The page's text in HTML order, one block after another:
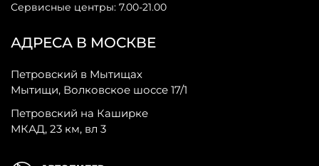
АДРЕСА В МОСКВЕ
Петровский в Мытищах
Мытищи, Волковское шоссе 17/1
Петровский на Каширке
МКАД, 23 км, вл 3
Сервисные центры: 7.00-21.00